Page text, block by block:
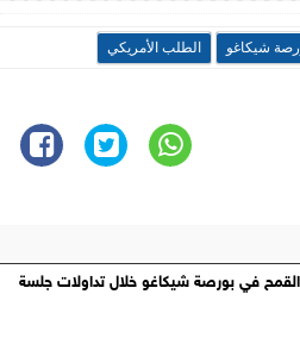
شيكاغو الطلب الأمريكي
القمح في بورصة شيكاغو خلال تداولات جلسة